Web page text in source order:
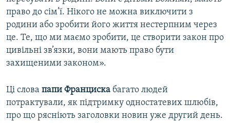
право до сім’ї. Нікого не можна виключити з
родини або зробити його життя нестерпним через
це. Те, що ми маємо зробити, це створити закон про
цивільні зв’язки, вони мають право бути
захищеними законом».
Ці слова папи Франциска багато людей
потрактували, як підтримку одностатевих шлюбів,
про що рясніють заголовки новин уже другий день.